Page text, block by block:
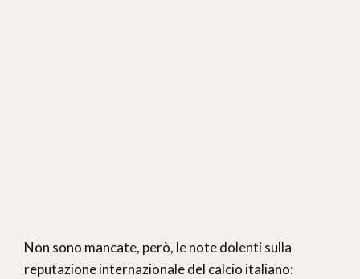
Non sono mancate, però, le note dolenti sulla
reputazione internazionale del calcio italiano: